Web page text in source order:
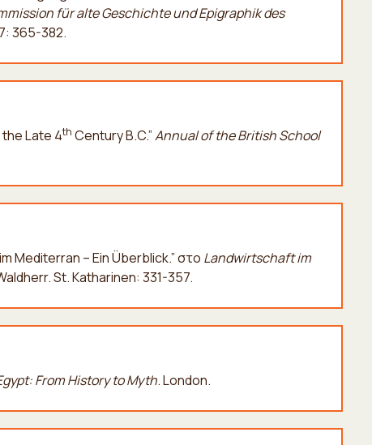
für alte Geschichte und Epigraphik des
365-382.
the Late 4th Century B.C.”Annual of the British School
Mediterran – Ein Überblick.” στο Landwirtschaft im
St. Katharinen: 331-357.
From History to Myth. London.